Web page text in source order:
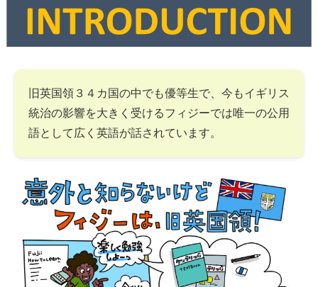
旧英国領３４カ国の中でも優等生で、今もイギリス
統治の影響を大きく受けるフィジーでは唯一の公用
語として広く英語が話されています。